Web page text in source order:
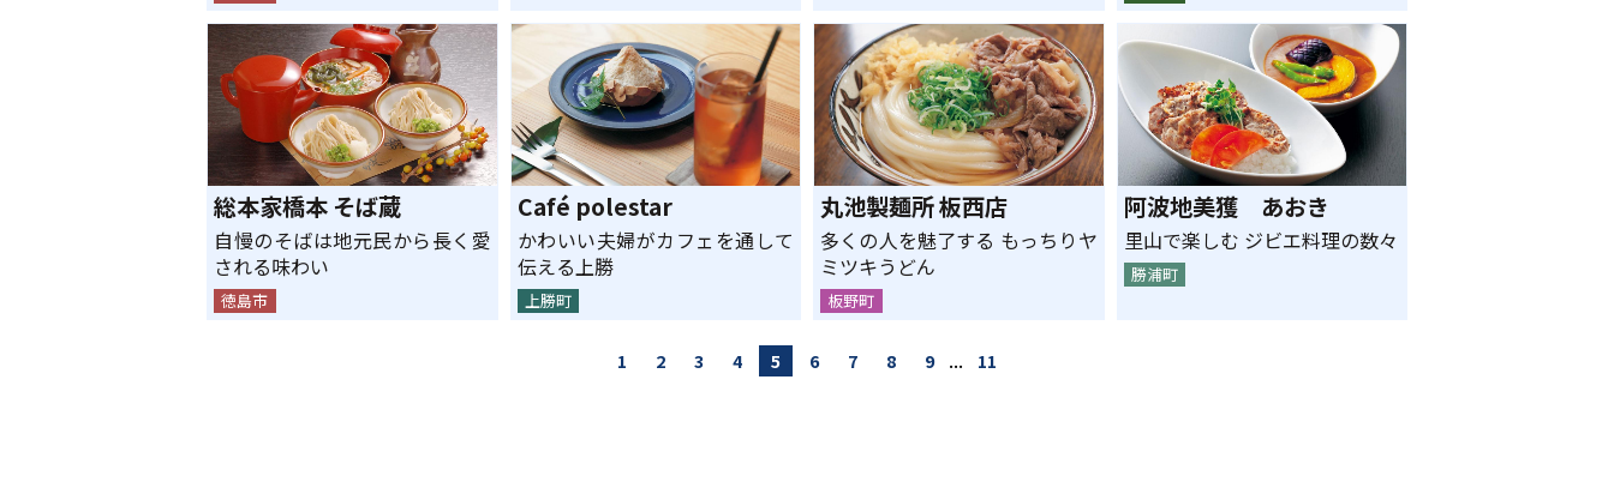
総本家橋本 そば蔵
自慢のそばは地元民から長く愛
される味わい
徳島市
Café polestar
かわいい夫婦がカフェを通して
伝える上勝
上勝町
丸池製麺所 板西店
多くの人を魅了する もっちりヤ
ミツキうどん
板野町
阿波地美獲 あおき
里山で楽しむ ジビエ料理の数々
勝浦町
1 2 3 4 5 6 7 8 9 ... 11